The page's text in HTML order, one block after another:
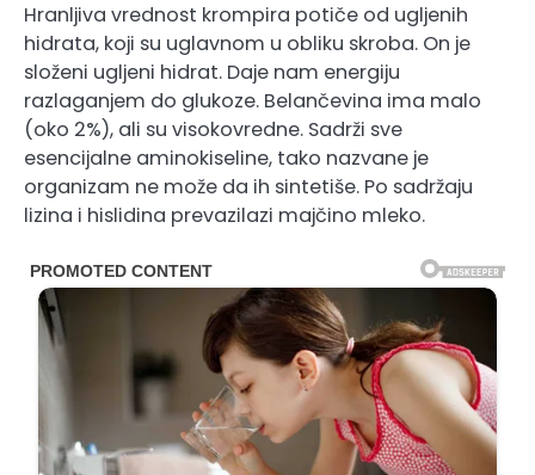
Hranljiva vrednost krompira potiče od ugljenih
hidrata, koji su uglavnom u obliku skroba. On je
složeni ugljeni hidrat. Daje nam energiju
razlaganjem do glukoze. Belančevina ima malo
(oko 2%), ali su visokovredne. Sadrži sve
esencijalne aminokiseline, tako nazvane je
organizam ne može da ih sintetiše. Po sadržaju
lizina i hislidina prevazilazi majčino mleko.